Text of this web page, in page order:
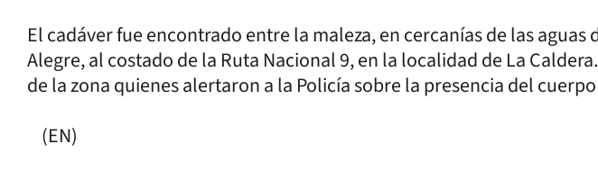
El cadáver fue encontrado entre la maleza, en cercanías de las aguas
Alegre, al costado de la Ruta Nacional 9, en la localidad de La
de la zona quienes alertaron a la Policía sobre la presencia del
(EN)